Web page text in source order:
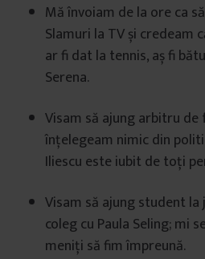
Mă învoiam de la ore ca
Slamuri la TV și credeam
ar fi dat la tennis, aș fi
Serena.
Visam să ajung arbitru de
înțelegeam nimic din
Iliescu este iubit de toți
Visam să ajung student la
coleg cu Paula Seling; mi
meniți să fim împreună.